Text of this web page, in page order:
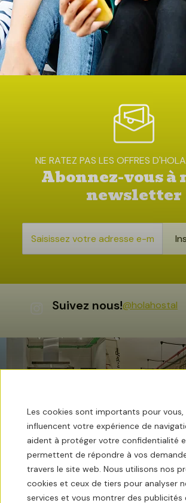
Accueil/Réservation
NE RATEZ PAS LES OFFRES
Abonnez-vous à
newsletter
Suivez nous!@holahostal
Les cookies sont importants pour vous,
influencent votre expérience de
aident à protéger votre confidentialité
permettent de répondre à vos
travers le site web. Nous utilisons nos
cookies et ceux de tiers pour analyser
services et vous montrer des publicités